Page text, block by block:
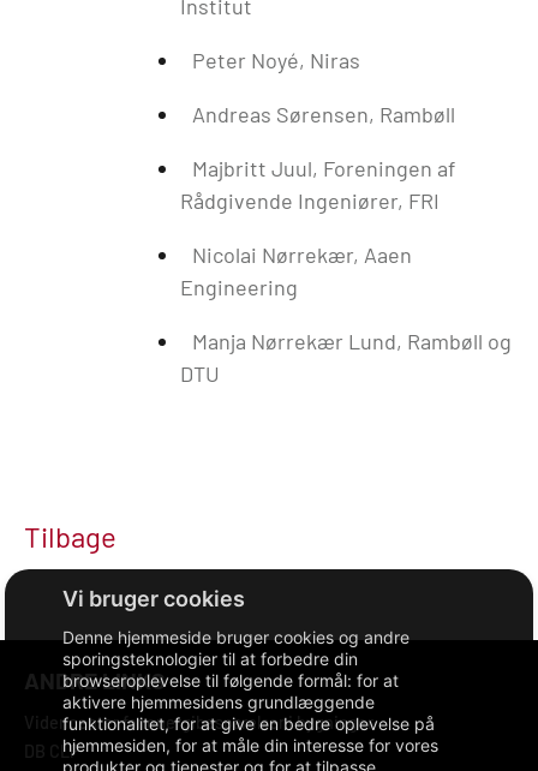
Denne hjemmeside bruger cookies og andre
sporingsteknologier til at forbedre din
browseroplevelse til følgende formål:for at
aktivere hjemmesidens grundlæggende
funktionalitet,for at give en bedre oplevelse på
hjemmesiden,for at måle din interesse for vores
produkter og tjenester og for at tilpasse
Institut
Peter Noyé, Niras
Andreas Sørensen, Rambøll
Majbritt Juul, Foreningen af
Rådgivende Ingeniører, FRI
Nicolai Nørrekær, Aaen
Engineering
Manja Nørrekær Lund, Rambøll og
DTU
Tilbage
ANDRE LINKS
Videncenter for energibesparelser i bygninger
DB CLP